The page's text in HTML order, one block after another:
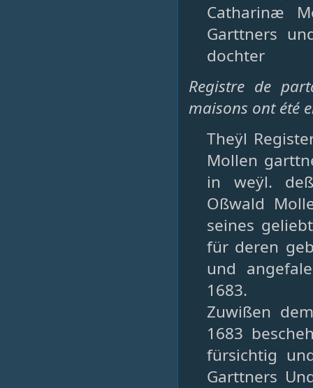
Catharinæ
Garttners
dochter
Registre de
maisons ont été
Theÿl
Mollen
in weÿl.
Oßwald
seines
für deren
und
1683.
Zuwißen
1683
fürsichtig
Garttners